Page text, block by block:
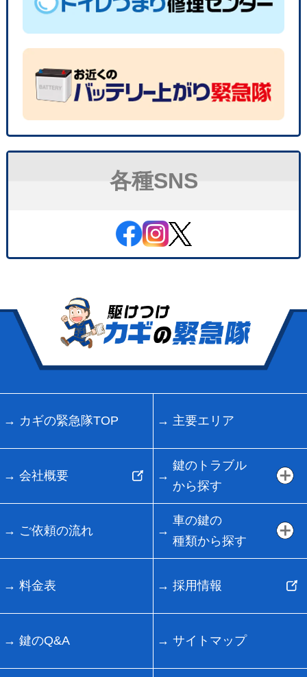
各種SNS
カギの緊急隊TOP 主要エリア
会社概要
鍵のトラブル
から探す
ご依頼の流れ
車の鍵の
種類から探す
料金表 採用情報
鍵のQ&A サイトマップ